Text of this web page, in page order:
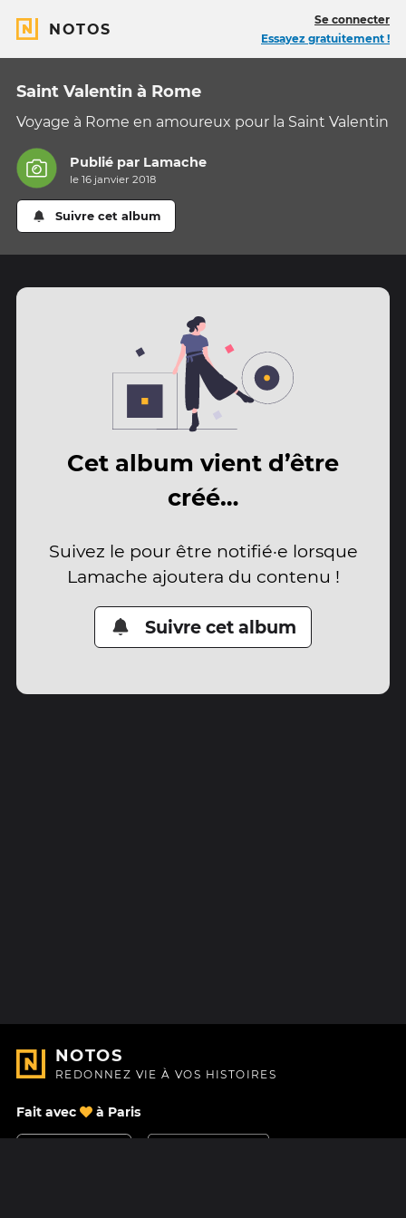
NOTOS
Se connecter
Essayez gratuitement !
Saint Valentin à Rome
Voyage à Rome en amoureux pour la Saint Valentin
Publié par Lamache
le 16 janvier 2018
Suivre cet album
Cet album vient d’être
créé…
Suivez le pour être notifié·e lorsque
Lamache ajoutera du contenu !
Suivre cet album
NOTOS
REDONNEZ VIE À VOS HISTOIRES
Fait avec à Paris